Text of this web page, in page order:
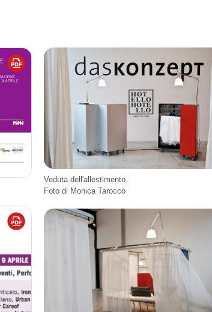
Veduta dell'allestimento.
Foto di Monica Tarocco